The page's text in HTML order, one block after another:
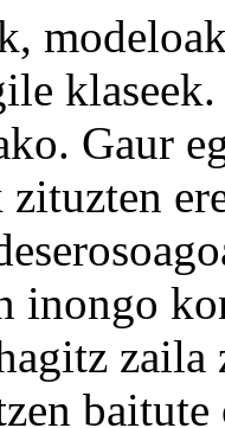
Gaur
inongo